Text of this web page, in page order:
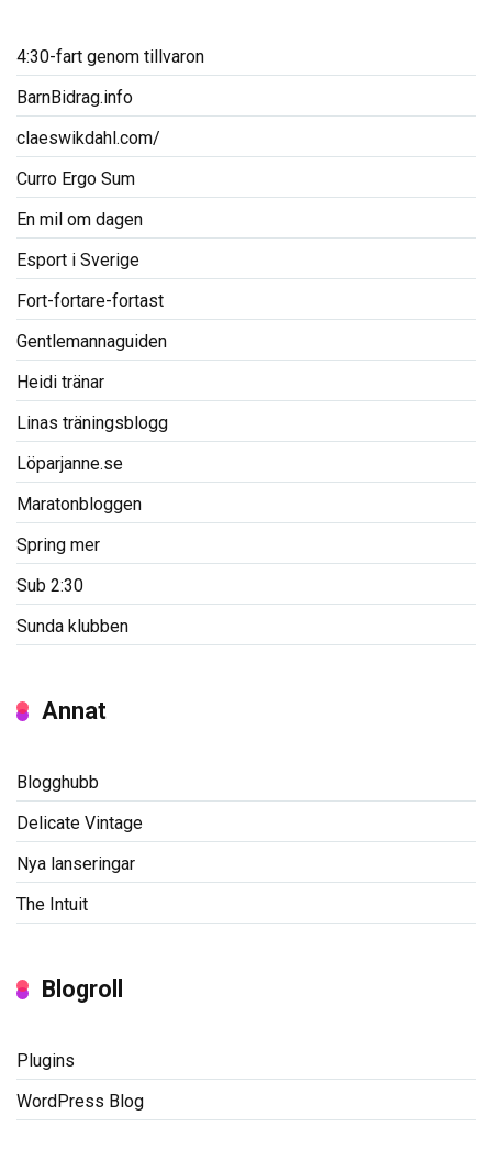
4:30-fart genom tillvaron
BarnBidrag.info
claeswikdahl.com/
Curro Ergo Sum
En mil om dagen
Esport i Sverige
Fort-fortare-fortast
Gentlemannaguiden
Heidi tränar
Linas träningsblogg
Löparjanne.se
Maratonbloggen
Spring mer
Sub 2:30
Sunda klubben
Annat
Blogghubb
Delicate Vintage
Nya lanseringar
The Intuit
Blogroll
Plugins
WordPress Blog